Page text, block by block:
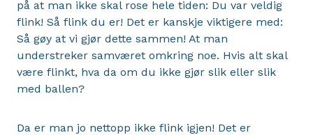
på at man ikke skal rose hele tiden: Du var veldig
flink! Så flink du er! Det er kanskje viktigere med:
Så gøy at vi gjør dette sammen! At man
understreker samværet omkring noe. Hvis alt skal
være flinkt, hva da om du ikke gjør slik eller slik
med ballen?
Da er man jo nettopp ikke flink igjen! Det er